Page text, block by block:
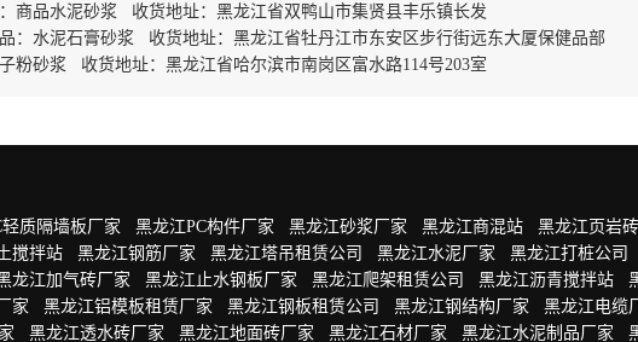
商品水泥砂浆 收货地址：黑龙江省双鸭山市集贤县丰乐镇长发
：水泥石膏砂浆 收货地址：黑龙江省牡丹江市东安区步行街远东大厦保健品部
粉砂浆 收货地址：黑龙江省哈尔滨市南岗区富水路114号203室
质隔墙板厂家 黑龙江PC构件厂家 黑龙江砂浆厂家 黑龙江商混站
黑龙江页岩
搅拌站 黑龙江钢筋厂家 黑龙江塔吊租赁公司 黑龙江水泥厂家
黑龙江打桩公司
龙江加气砖厂家 黑龙江止水钢板厂家 黑龙江爬架租赁公司 黑龙江沥青搅拌站
家 黑龙江铝模板租赁厂家 黑龙江钢板租赁公司 黑龙江钢结构厂家
黑龙江电缆
黑龙江透水砖厂家 黑龙江地面砖厂家 黑龙江石材厂家 黑龙江水泥制品厂家